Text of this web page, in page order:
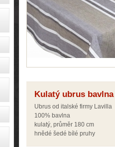
Kulatý ubrus
Ubrus od italské firmy Lavilla
100% bavlna
kulatý, průměr 180 cm
hnědé šedé bílé pruhy